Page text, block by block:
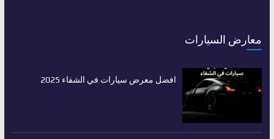
معارض السيارات
افضل معرض سيارات في الشفاء 2025